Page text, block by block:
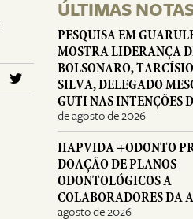
ÚLTIMAS
PESQUISA EM
MOSTRA LIDERANÇA
BOLSONARO,
SILVA, DELEGADO
GUTI NAS INTENÇÕES
de agosto de 2026
HAPVIDA +ODONTO
DOAÇÃO DE PLANOS
ODONTOLÓGICOS A
COLABORADORES DA
agosto de 2026